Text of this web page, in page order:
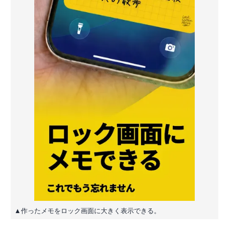
▲作ったメモをロック画面に大きく表示できる。